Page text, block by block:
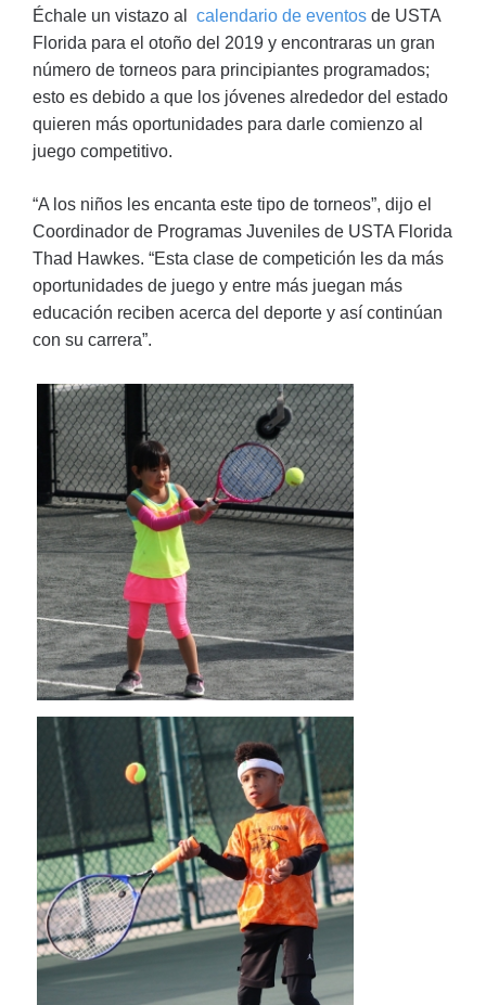
Échale un vistazo al calendario de eventos de USTA
Florida para el otoño del 2019 y encontraras un gran
número de torneos para principiantes programados;
esto es debido a que los jóvenes alrededor del estado
quieren más oportunidades para darle comienzo al
juego competitivo.
“A los niños les encanta este tipo de torneos”, dijo el
Coordinador de Programas Juveniles de USTA Florida
Thad Hawkes. “Esta clase de competición les da más
oportunidades de juego y entre más juegan más
educación reciben acerca del deporte y así continúan
con su carrera”.